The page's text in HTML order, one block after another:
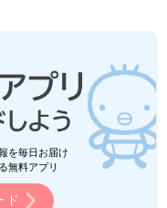
を毎日お届け
無料アプリ
ド